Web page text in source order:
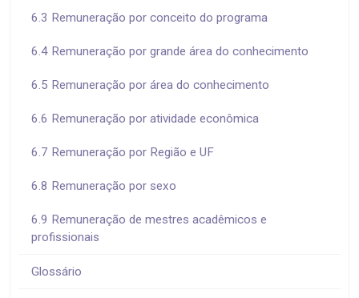
6.3 Remuneração por conceito do programa
6.4 Remuneração por grande área do conhecimento
6.5 Remuneração por área do conhecimento
6.6 Remuneração por atividade econômica
6.7 Remuneração por Região e UF
6.8 Remuneração por sexo
6.9 Remuneração de mestres acadêmicos e
profissionais
Glossário